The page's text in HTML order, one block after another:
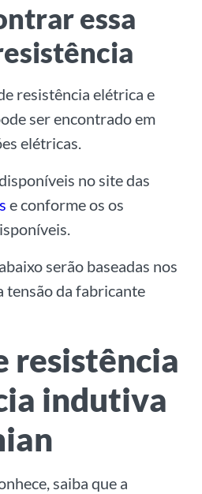
essa
resistência elétrica e
ser encontrado em
elétricas.
no site das
e conforme os os
serão baseadas nos
tensão da fabricante
resistência
indutiva
saiba que a